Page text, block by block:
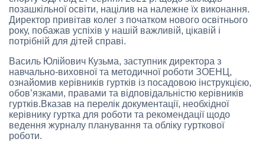
позашкільної освіти, націлив на належне їх виконання.
Директор привітав колег з початком нового освітнього
року, побажав успіхів у нашій важливій, цікавій і
потрібній для дітей справі.
Василь Юлійович Кузьма, заступник директора з
навчально-виховної та методичної роботи ЗОЕНЦ,
ознайомив керівників гуртків із посадовою інструкцією,
обов’язками, правами та відповідальністю керівників
гуртків.Вказав на перелік документації, необхідної
керівнику гуртка для роботи та рекомендації щодо
ведення журналу планування та обліку гурткової
роботи.